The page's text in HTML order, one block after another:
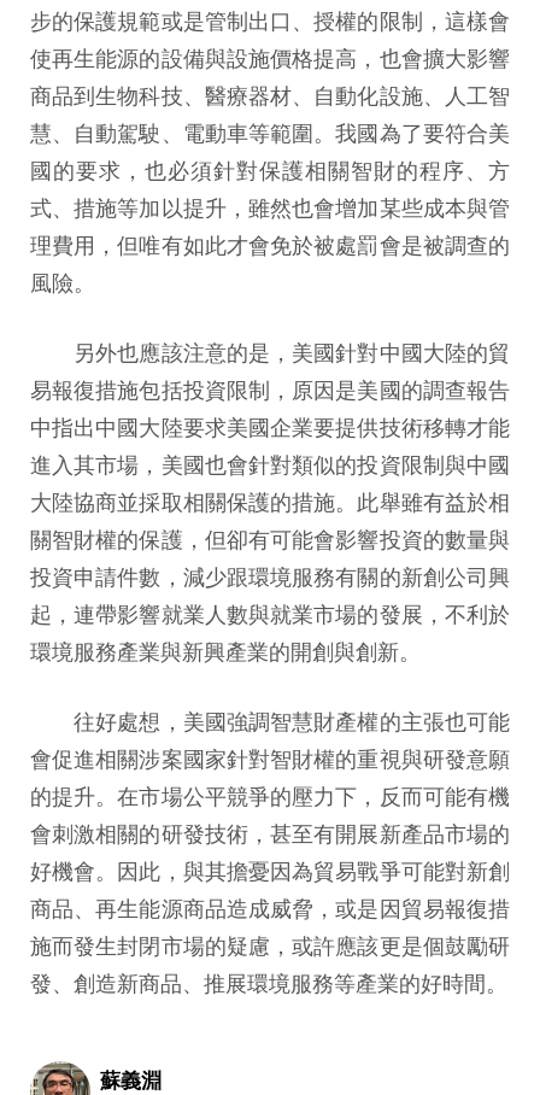
步的保護規範或是管制出口、授權的限制，這樣會
使再生能源的設備與設施價格提高，也會擴大影響
商品到生物科技、醫療器材、自動化設施、人工智
慧、自動駕駛、電動車等範圍。我國為了要符合美
國的要求，也必須針對保護相關智財的程序、方
式、措施等加以提升，雖然也會增加某些成本與管
理費用，但唯有如此才會免於被處罰會是被調查的
風險。
另外也應該注意的是，美國針對中國大陸的貿
易報復措施包括投資限制，原因是美國的調查報告
中指出中國大陸要求美國企業要提供技術移轉才能
進入其市場，美國也會針對類似的投資限制與中國
大陸協商並採取相關保護的措施。此舉雖有益於相
關智財權的保護，但卻有可能會影響投資的數量與
投資申請件數，減少跟環境服務有關的新創公司興
起，連帶影響就業人數與就業市場的發展，不利於
環境服務產業與新興產業的開創與創新。
往好處想，美國強調智慧財產權的主張也可能
會促進相關涉案國家針對智財權的重視與研發意願
的提升。在市場公平競爭的壓力下，反而可能有機
會刺激相關的研發技術，甚至有開展新產品市場的
好機會。因此，與其擔憂因為貿易戰爭可能對新創
商品、再生能源商品造成威脅，或是因貿易報復措
施而發生封閉市場的疑慮，或許應該更是個鼓勵研
發、創造新商品、推展環境服務等產業的好時間。
蘇義淵